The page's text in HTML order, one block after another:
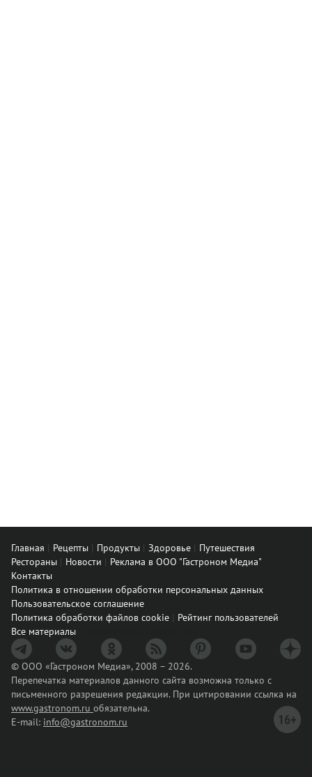
Главная Рецепты Продукты Здоровье
Путешествия
Рестораны
Новости
Реклама в ООО "Гастроном Медиа"
Контакты
Политика в отношении обработки персональных данных
Пользовательское соглашение
Политика обработки файлов cookie
Рейтинг пользователей
Все материалы
© ООО «Гастроном Медиа», 2008 – 2026.
Перепечатка материалов данного сайта возможна только с
письменного разрешения редакции. При цитировании ссылка на
www.gastronom.ru обязательна.
E-mail: info@gastronom.ru